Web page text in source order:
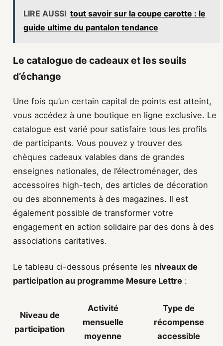
LIRE AUSSI tout savoir sur la coupe carotte : le
guide ultime du pantalon tendance
Le catalogue de cadeaux et les seuils
d’échange
Une fois qu’un certain capital de points est atteint,
vous accédez à une boutique en ligne exclusive. Le
catalogue est varié pour satisfaire tous les profils
de participants. Vous pouvez y trouver des
chèques cadeaux valables dans de grandes
enseignes nationales, de l’électroménager, des
accessoires high-tech, des articles de décoration
ou des abonnements à des magazines. Il est
également possible de transformer votre
engagement en action solidaire par des dons à des
associations caritatives.
Le tableau ci-dessous présente les niveaux de
participation au programme Mesure Lettre :
Niveau de
participation
Activité
mensuelle
moyenne
Type de
récompense
accessible